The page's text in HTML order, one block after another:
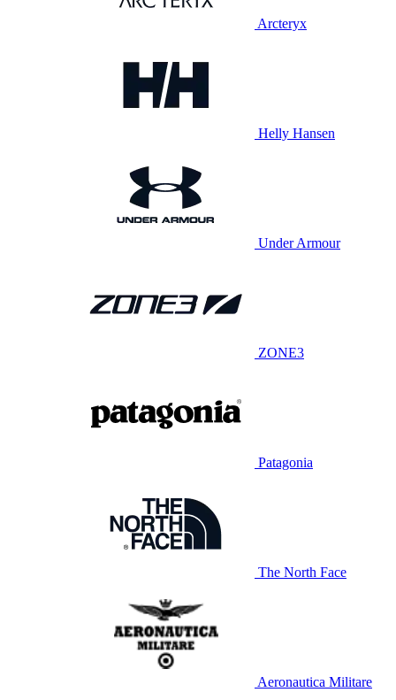
Arcteryx
Helly Hansen
Under Armour
ZONE3
Patagonia
The North Face
Aeronautica Militare